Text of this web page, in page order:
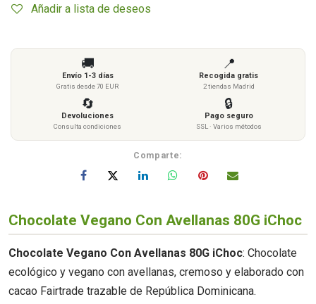
Añadir a lista de deseos
🚚
Envío 1-3 días
Gratis desde 70 EUR
📍
Recogida gratis
2 tiendas Madrid
🔄
Devoluciones
Consulta condiciones
🔒
Pago seguro
SSL · Varios métodos
Comparte:
Chocolate Vegano Con Avellanas 80G iChoc
Chocolate Vegano Con Avellanas 80G iChoc: Chocolate
ecológico y vegano con avellanas, cremoso y elaborado con
cacao Fairtrade trazable de República Dominicana.